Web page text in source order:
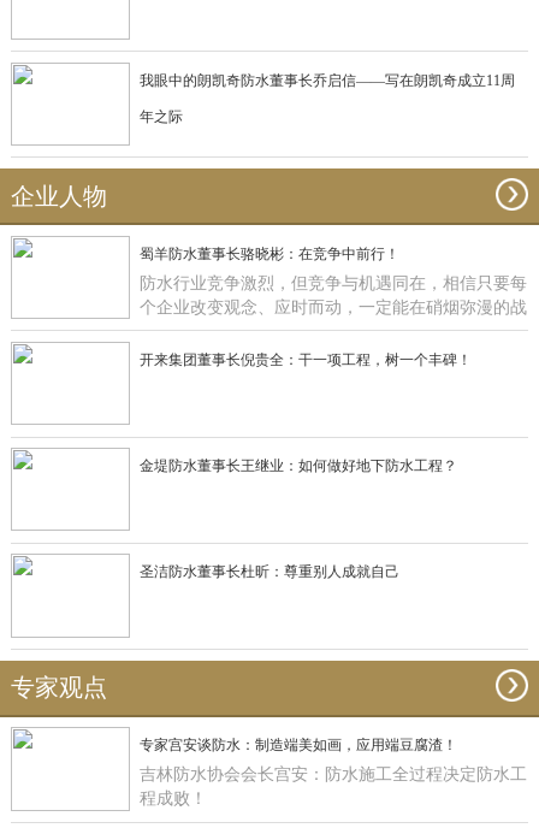
我眼中的朗凯奇防水董事长乔启信——写在朗凯奇成立11周
年之际
企业人物
蜀羊防水董事长骆晓彬：在竞争中前行！
防水行业竞争激烈，但竞争与机遇同在，相信只要每
个企业改变观念、应时而动，一定能在硝烟弥漫的战
场获得一席之地，正如蜀羊防水：一直在竞争中前
行！
开来集团董事长倪贵全：干一项工程，树一个丰碑！
金堤防水董事长王继业：如何做好地下防水工程？
圣洁防水董事长杜昕：尊重别人成就自己
专家观点
专家宫安谈防水：制造端美如画，应用端豆腐渣！
吉林防水协会会长宫安：防水施工全过程决定防水工
程成败！